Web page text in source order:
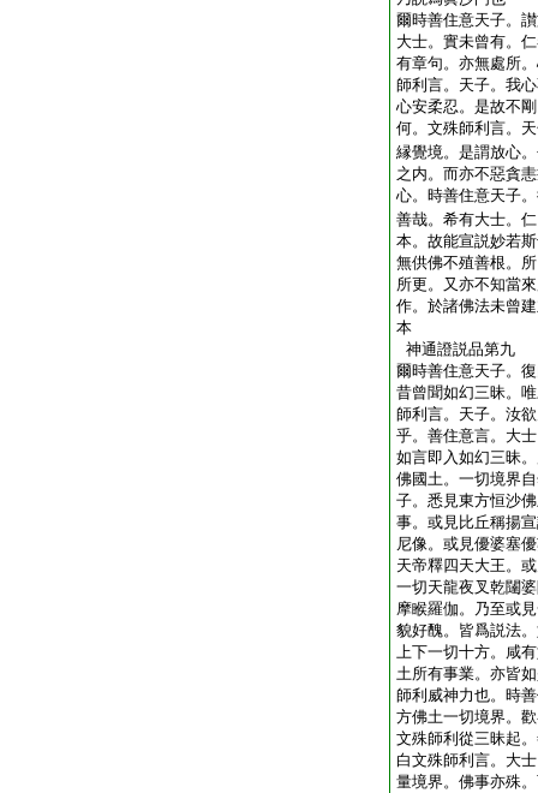
爾時善住意天子。
大士。實未曾有。
有章句。亦無處所
師利言。天子。我
心安柔忍。是故不
何。文殊師利言。
縁覺境。是謂放心
之内。而亦不惡貪
心。時善住意天子
善哉。希有大士。
本。故能宣説妙若
無供佛不殖善根。
所更。又亦不知當
作。於諸佛法未曾
本
神通證説品第九
爾時善住意天子。
昔曾聞如幻三昧。
師利言。天子。汝
乎。善住意言。大
如言即入如幻三昧
佛國土。一切境界
子。悉見東方恒沙
事。或見比丘稱揚
尼像。或見優婆塞
天帝釋四天大王。
一切天龍夜叉乾闥
摩睺羅伽。乃至或
貌好醜。皆爲説法
上下一切十方。咸
土所有事業。亦皆
師利威神力也。時
方佛土一切境界。
文殊師利從三昧起
白文殊師利言。大
量境界。佛事亦殊